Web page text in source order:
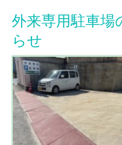
外来専用駐車場
らせ